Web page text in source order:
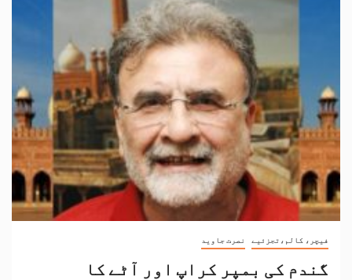
فیچر، کالم،تجزئیے نصرت جاوید
گندم کی بمپر کراپ اور آٹے کا